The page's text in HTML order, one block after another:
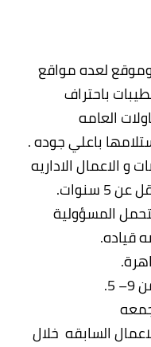
لعده مواقع
باحتراف
العامه
باعلي جوده .
و الاعمال الاداريه
سنوات.
المسؤولية
قياده.
5.
السابقه خلال